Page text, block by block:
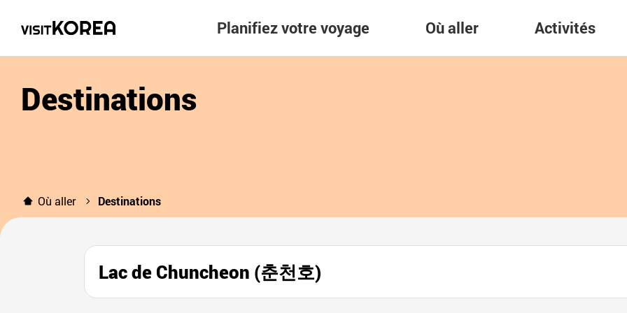
Planifiez votre voyage Où aller Activités
Destinations
Où aller Destinations
Lac de Chuncheon (춘천호)